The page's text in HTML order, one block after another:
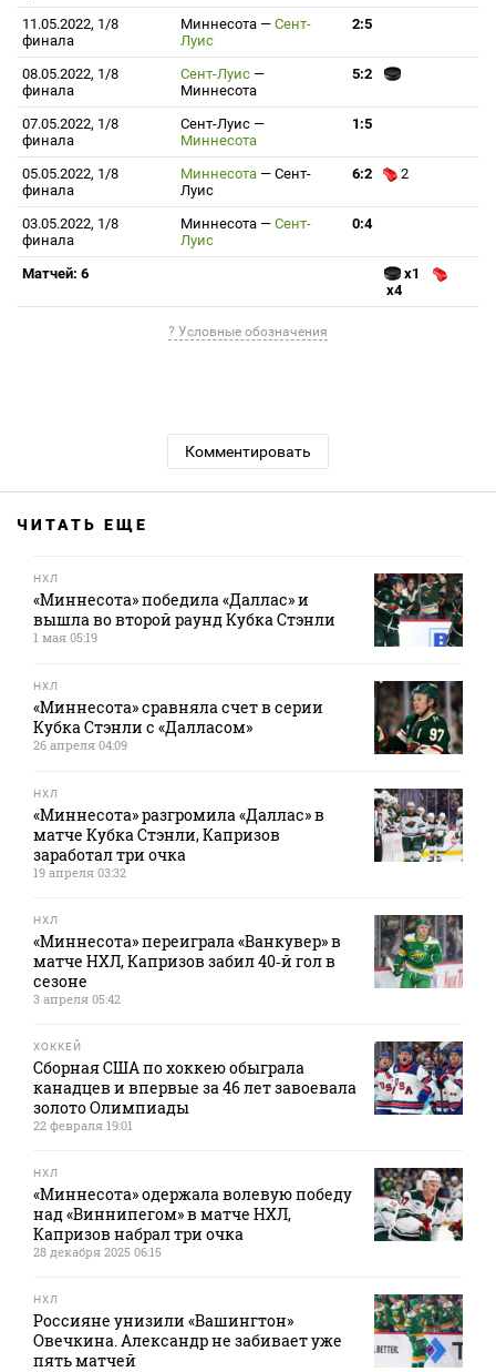
11.05.2022, 1/8
финала
Миннесота — Сент-
Луис
2:5
08.05.2022, 1/8
финала
Сент-Луис —
Миннесота
5:2
07.05.2022, 1/8
финала
Сент-Луис —
Миннесота
1:5
05.05.2022, 1/8
финала
Миннесота — Сент-
Луис
6:2 2
03.05.2022, 1/8
финала
Миннесота — Сент-
Луис
0:4
Матчей: 6
x1
x4
? Условные обозначения
Комментировать
ЧИТАТЬ ЕЩЕ
НХЛ
«Миннесота» победила «Даллас» и
вышла во второй раунд Кубка Стэнли
1 мая 05:19
НХЛ
«Миннесота» сравняла счет в серии
Кубка Стэнли с «Далласом»
26 апреля 04:09
НХЛ
«Миннесота» разгромила «Даллас» в
матче Кубка Стэнли, Капризов
заработал три очка
19 апреля 03:32
НХЛ
«Миннесота» переиграла «Ванкувер» в
матче НХЛ, Капризов забил 40‑й гол в
сезоне
3 апреля 05:42
ХОККЕЙ
Сборная США по хоккею обыграла
канадцев и впервые за 46 лет завоевала
золото Олимпиады
22 февраля 19:01
НХЛ
«Миннесота» одержала волевую победу
над «Виннипегом» в матче НХЛ,
Капризов набрал три очка
28 декабря 2025 06:15
НХЛ
Россияне унизили «Вашингтон»
Овечкина. Александр не забивает уже
пять матчей